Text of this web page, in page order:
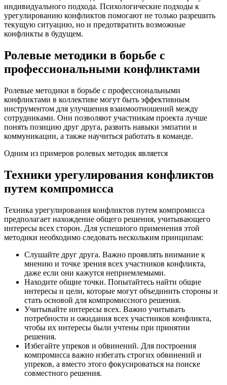
индивидуального подхода. Психологические подходы к
урегулированию конфликтов помогают не только разрешить
текущую ситуацию, но и предотвратить возможные
конфликты в будущем.
Ролевые методики в борьбе с
профессиональными конфликтами
Ролевые методики в борьбе с профессиональными
конфликтами в коллективе могут быть эффективным
инструментом для улучшения взаимоотношений между
сотрудниками. Они позволяют участникам проекта лучше
понять позицию друг друга, развить навыки эмпатии и
коммуникации, а также научиться работать в команде.
Одним из примеров ролевых методик является
Техники урегулирования конфликтов
путем компромисса
Техника урегулирования конфликтов путем компромисса
предполагает нахождение общего решения, учитывающего
интересы всех сторон. Для успешного применения этой
методики необходимо следовать нескольким принципам:
Слушайте друг друга. Важно проявлять внимание к
мнению и точке зрения всех участников конфликта,
даже если они кажутся неприемлемыми.
Находите общие точки. Попытайтесь найти общие
интересы и цели, которые могут объединить стороны и
стать основой для компромиссного решения.
Учитывайте интересы всех. Важно учитывать
потребности и ожидания всех участников конфликта,
чтобы их интересы были учтены при принятии
решения.
Избегайте упреков и обвинений. Для построения
компромисса важно избегать строгих обвинений и
упреков, а вместо этого фокусироваться на поиске
совместного решения.